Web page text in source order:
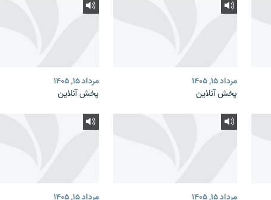
مرداد ۱۵, ۱۴۰۵
پخش آنلاین
مرداد ۱۵, ۱۴۰۵
پخش آنلاین
مرداد ۱۵, ۱۴۰۵ مرداد ۱۵, ۱۴۰۵